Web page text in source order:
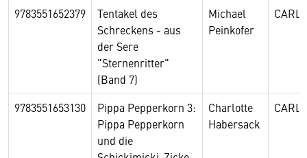
9783551652379
Tentakel des
Schreckens - aus
der Sere
"Sternenritter"
(Band 7)
Michael
Peinkofer
9783551653130
Pippa Pepperkorn 3:
Pippa Pepperkorn
und die
Charlotte
Habersack